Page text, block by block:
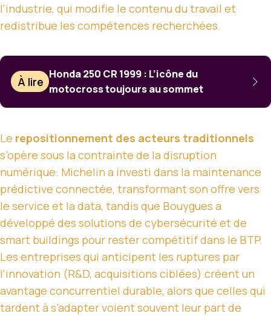
l’industrie, qui modifie le contenu du travail et
redistribue les compétences recherchées.
À lire
Honda 250 CR 1999 : L’icône du
motocross toujours au sommet
Le repositionnement des acteurs traditionnels
s’opère sous la contrainte de la disruption
numérique. Michelin a investi dans la maintenance
prédictive connectée, transformant son offre vers
le service et la data, tandis que Bouygues a
développé des solutions de cybersécurité et de
smart buildings pour rester compétitif dans le BTP.
Les entreprises qui anticipent les ruptures par
l’innovation (R&D, acquisitions ciblées) créent un
avantage concurrentiel durable, alors que celles qui
tardent à s’adapter voient souvent leur part de